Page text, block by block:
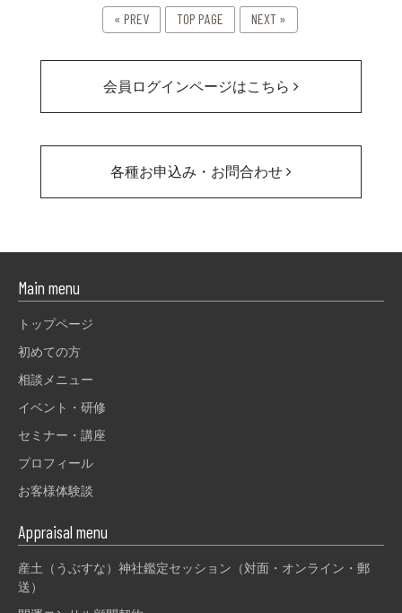
« PREV TOP PAGE NEXT »
会員ログインページはこちら
各種お申込み・お問合わせ
Main menu
トップページ
初めての方
相談メニュー
イベント・研修
セミナー・講座
プロフィール
お客様体験談
Appraisal menu
産土（うぶすな）神社鑑定セッション（対面・オンライン・郵
送）